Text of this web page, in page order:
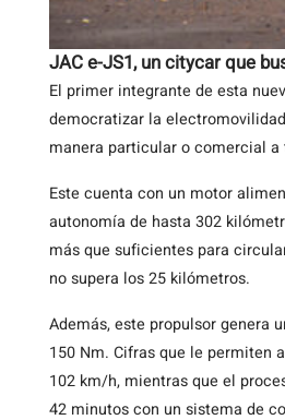
JAC e-JS1, un citycar que
El primer integrante de esta
democratizar la
manera particular o comercial a
Este cuenta con un motor
autonomía de hasta 302
más que suficientes para
no supera los 25 kilómetros.
Además, este propulsor genera
150 Nm. Cifras que le permiten
102 km/h, mientras que el
42 minutos con un sistema de